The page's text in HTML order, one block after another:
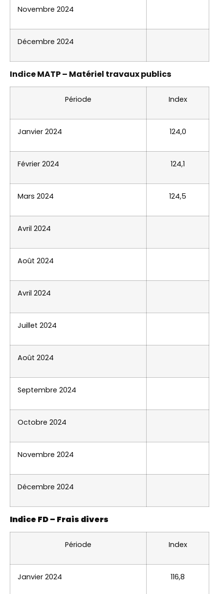
Novembre 2024
Décembre 2024
Indice MATP – Matériel travaux publics
Période Index
Janvier 2024 124,0
Février 2024 124,1
Mars 2024 124,5
Avril 2024
Août 2024
Avril 2024
Juillet 2024
Août 2024
Septembre 2024
Octobre 2024
Novembre 2024
Décembre 2024
Indice FD – Frais divers
Période Index
Janvier 2024 116,8